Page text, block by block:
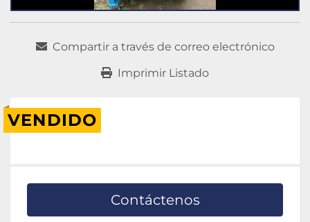
Compartir a través de correo electrónico
Imprimir Listado
VENDIDO
Contáctenos